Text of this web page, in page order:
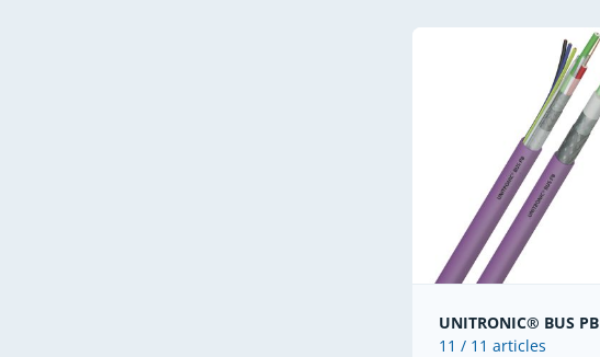
UNITRONIC® BUS PB
11 / 11 articles